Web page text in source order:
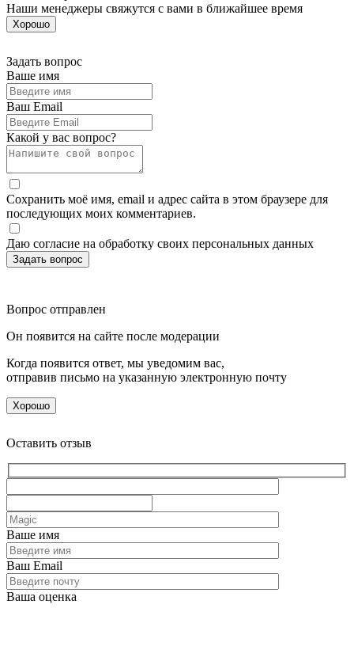
Наши менеджеры свяжутся с вами в ближайшее время
Хорошо
Задать вопрос
Ваше имя
Ваш Email
Какой у вас вопрос?
Сохранить моё имя, email и адрес сайта в этом браузере для
последующих моих комментариев.
Даю согласие на обработку своих персональных данных
Вопрос отправлен
Он появится на сайте после модерации
Когда появится ответ, мы уведомим вас,
отправив письмо на указанную электронную почту
Хорошо
Оставить отзыв
Ваше имя
Ваш Email
Ваша оценка